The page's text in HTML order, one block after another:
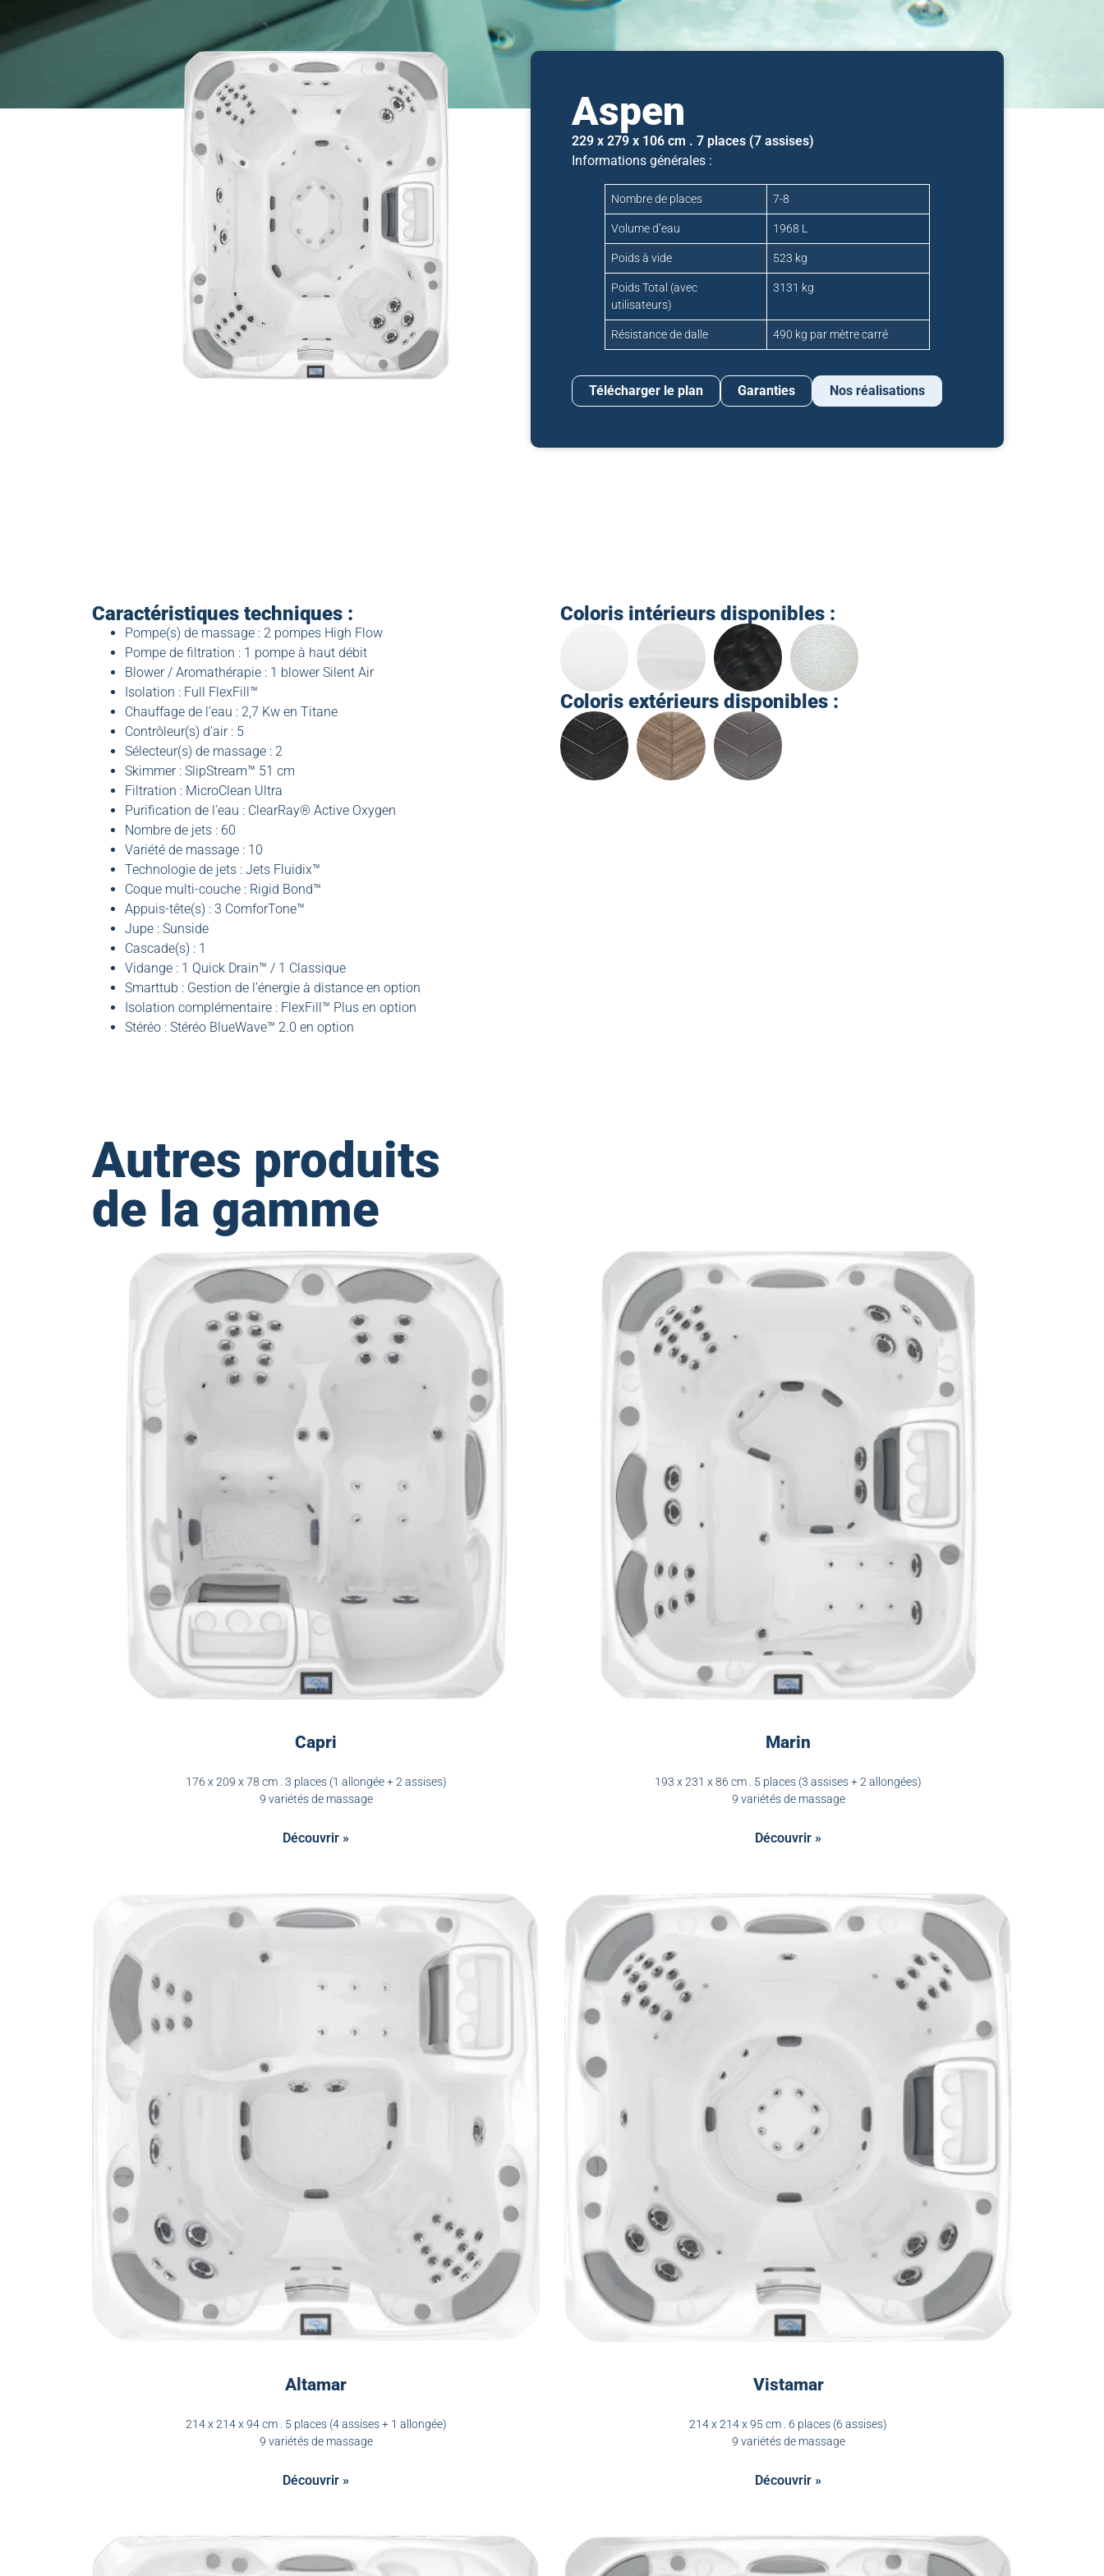
Aspen
229 x 279 x 106 cm . 7 places (7 assises)
Informations générales :
Nombre de places 7-8
Volume d’eau 1968 L
Poids à vide 523 kg
Poids Total (avec
utilisateurs)
3131 kg
Résistance de dalle 490 kg par mètre carré
Télécharger le plan Garanties Nos réalisations
Coloris intérieurs disponibles :
Coloris extérieurs disponibles :
Caractéristiques techniques :
Pompe(s) de massage : 2 pompes High Flow
Pompe de filtration : 1 pompe à haut débit
Blower / Aromathérapie : 1 blower Silent Air
Isolation : Full FlexFill™
Chauffage de l’eau : 2,7 Kw en Titane
Contrôleur(s) d’air : 5
Sélecteur(s) de massage : 2
Skimmer : SlipStream™ 51 cm
Filtration : MicroClean Ultra
Purification de l’eau : ClearRay® Active Oxygen
Nombre de jets : 60
Variété de massage : 10
Technologie de jets : Jets Fluidix™
Coque multi-couche : Rigid Bond™
Appuis-tête(s) : 3 ComforTone™
Jupe : Sunside
Cascade(s) : 1
Vidange : 1 Quick Drain™ / 1 Classique
Smarttub : Gestion de l’énergie à distance en option
Isolation complémentaire : FlexFill™ Plus en option
Stéréo : Stéréo BlueWave™ 2.0 en option
Autres produits
de la gamme
Capri
176 x 209 x 78 cm . 3 places (1 allongée + 2 assises)
9 variétés de massage
Découvrir »
Marin
193 x 231 x 86 cm . 5 places (3 assises + 2 allongées)
9 variétés de massage
Découvrir »
Altamar
214 x 214 x 94 cm . 5 places (4 assises + 1 allongée)
9 variétés de massage
Découvrir »
Vistamar
214 x 214 x 95 cm . 6 places (6 assises)
9 variétés de massage
Découvrir »